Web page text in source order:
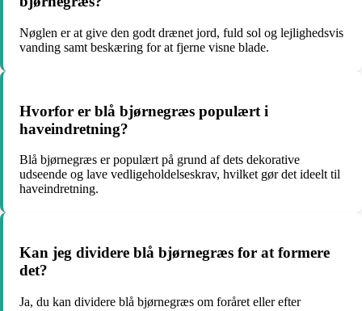
Nøglen er at give den godt drænet jord, fuld sol og lejlighedsvis
vanding samt beskæring for at fjerne visne blade.
Hvorfor er blå bjørnegræs populært i
haveindretning?
Blå bjørnegræs er populært på grund af dets dekorative
udseende og lave vedligeholdelseskrav, hvilket gør det ideelt til
haveindretning.
Kan jeg dividere blå bjørnegræs for at formere
det?
Ja, du kan dividere blå bjørnegræs om foråret eller efter